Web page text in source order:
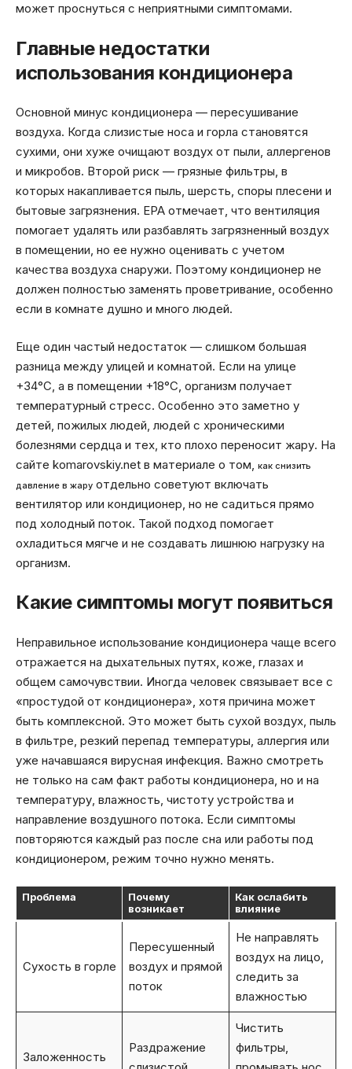
может проснуться с неприятными симптомами.
Главные недостатки
использования кондиционера
Основной минус кондиционера — пересушивание
воздуха. Когда слизистые носа и горла становятся
сухими, они хуже очищают воздух от пыли, аллергенов
и микробов. Второй риск — грязные фильтры, в
которых накапливается пыль, шерсть, споры плесени и
бытовые загрязнения. EPA отмечает, что вентиляция
помогает удалять или разбавлять загрязненный воздух
в помещении, но ее нужно оценивать с учетом
качества воздуха снаружи. Поэтому кондиционер не
должен полностью заменять проветривание, особенно
если в комнате душно и много людей.
Еще один частый недостаток — слишком большая
разница между улицей и комнатой. Если на улице
+34°C, а в помещении +18°C, организм получает
температурный стресс. Особенно это заметно у
детей, пожилых людей, людей с хроническими
болезнями сердца и тех, кто плохо переносит жару. На
сайте komarovskiy.net в материале о том, как снизить
давление в жару отдельно советуют включать
вентилятор или кондиционер, но не садиться прямо
под холодный поток. Такой подход помогает
охладиться мягче и не создавать лишнюю нагрузку на
организм.
Какие симптомы могут появиться
Неправильное использование кондиционера чаще всего
отражается на дыхательных путях, коже, глазах и
общем самочувствии. Иногда человек связывает все с
«простудой от кондиционера», хотя причина может
быть комплексной. Это может быть сухой воздух, пыль
в фильтре, резкий перепад температуры, аллергия или
уже начавшаяся вирусная инфекция. Важно смотреть
не только на сам факт работы кондиционера, но и на
температуру, влажность, чистоту устройства и
направление воздушного потока. Если симптомы
повторяются каждый раз после сна или работы под
кондиционером, режим точно нужно менять.
Проблема
Почему
возникает
Как ослабить
влияние
Сухость в горле
Пересушенный
воздух и прямой
поток
Не направлять
воздух на лицо,
следить за
влажностью
Заложенность
Раздражение
Чистить
фильтры,